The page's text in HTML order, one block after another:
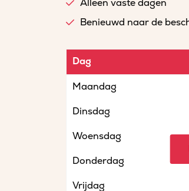
Alleen vaste dagen
Benieuwd naar de
Dag
Maandag
Dinsdag
Woensdag
Donderdag
Vrijdag